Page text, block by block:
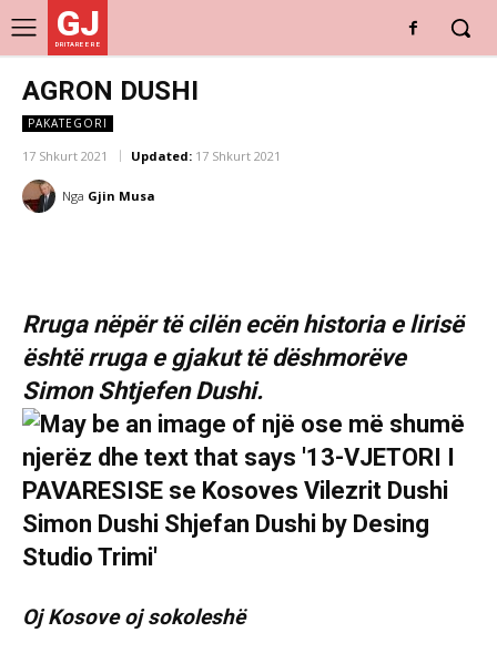
GJ
DRITARE E RE
AGRON DUSHI
PAKATEGORI
17 Shkurt 2021 Updated: 17 Shkurt 2021
Nga Gjin Musa
Rruga nëpër të cilën ecën historia e lirisë
është rruga e gjakut të dëshmorëve
Simon Shtjefen Dushi.
Oj Kosove oj sokoleshë